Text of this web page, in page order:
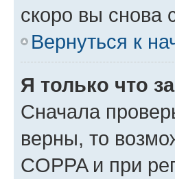
скоро вы снова
Вернуться к
Я только что
Сначала
верны, то
COPPA и при